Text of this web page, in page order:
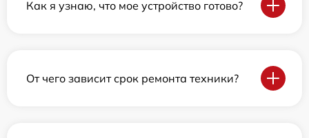
Как я узнаю, что мое устройство готово?
От чего зависит срок ремонта техники?